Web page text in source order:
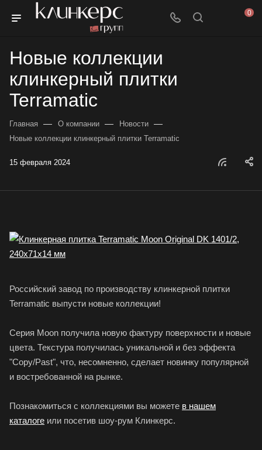
0
Новые коллекции
клинкерный плитки
Terramatic
Главная — О компании — Новости —
Новые коллекции клинкерный плитки Terramatic
15 февраля 2024
Российский завод по производству клинкерной плитки
Terramatic выпусти новые коллекции!
Серия Moon получила новую фактуру поверхности и новые
цвета. Текстура получилась уникальной и без эффекта
"Copy/Past", что, несомненно, сделает новинку популярной
и востребованной на рынке.
Познакомиться с коллекциями вы можете в нашем
каталоге или посетив шоу-рум Клинкерс.